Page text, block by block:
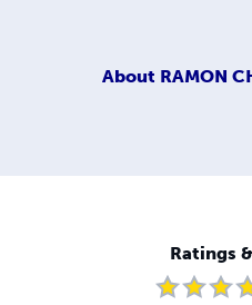
About RAMON
Ratings